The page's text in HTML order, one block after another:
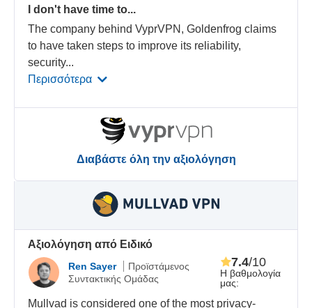
I don't have time to...
The company behind VyprVPN, Goldenfrog claims
to have taken steps to improve its reliability,
security...
Περισσότερα
Διαβάστε όλη την αξιολόγηση
Αξιολόγηση από Ειδικό
Ren Sayer
Προϊστάμενος
Συντακτικής Ομάδας
Η βαθμολογία
μας:
7.4/10
Mullvad is considered one of the most privacy-